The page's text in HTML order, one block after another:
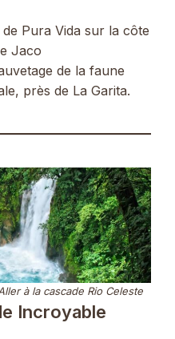
Pura Vida sur la côte
Jaco
de la faune
près de La Garita.
à la cascade Rio Celeste
Incroyable